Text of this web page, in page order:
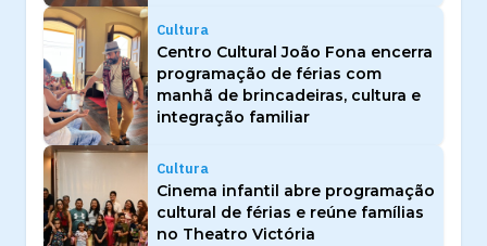
Cultura
Centro Cultural João Fona encerra
programação de férias com
manhã de brincadeiras, cultura e
integração familiar
Cultura
Cinema infantil abre programação
cultural de férias e reúne famílias
no Theatro Victória